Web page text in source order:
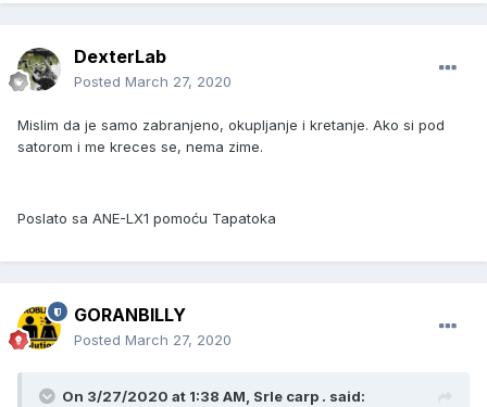
DexterLab
Posted March 27, 2020
Mislim da je samo zabranjeno, okupljanje i kretanje. Ako si pod
satorom i me kreces se, nema zime.
Poslato sa ANE-LX1 pomoću Tapatoka
GORANBILLY
Posted March 27, 2020
On 3/27/2020 at 1:38 AM, Srle carp . said: